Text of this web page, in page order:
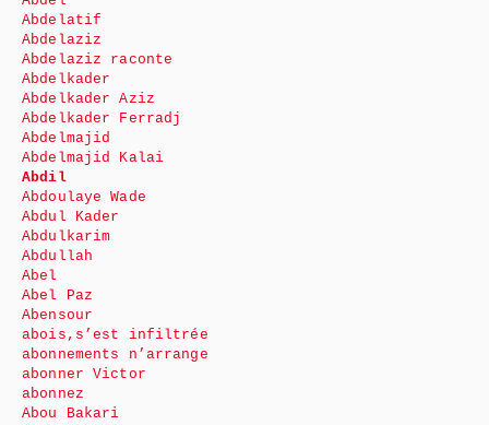
Abdelatif
Abdelaziz
Abdelaziz raconte
Abdelkader
Abdelkader Aziz
Abdelkader Ferradj
Abdelmajid
Abdelmajid Kalai
Abdil
Abdoulaye Wade
Abdul Kader
Abdulkarim
Abdullah
Abel
Abel Paz
Abensour
abois,s’est infiltrée
abonnements n’arrange
abonner Victor
abonnez
Abou Bakari